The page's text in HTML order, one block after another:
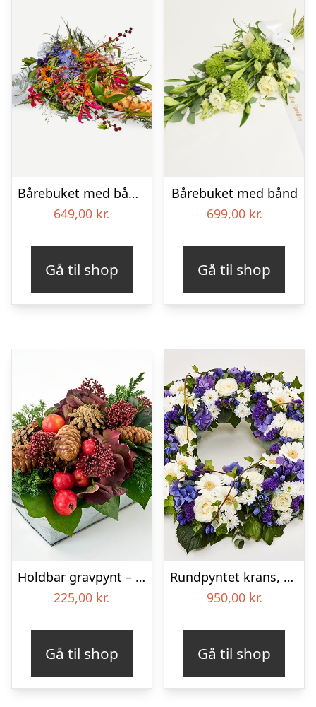
Bårebuket med bånd – Et farverigt farvel
649,00 kr.
Gå til shop
Bårebuket med bånd
699,00 kr.
Gå til shop
Holdbar gravpynt – Blomster til begravelse
225,00 kr.
Gå til shop
Rundpyntet krans, blå og hvid – Blomster til begravelse
950,00 kr.
Gå til shop